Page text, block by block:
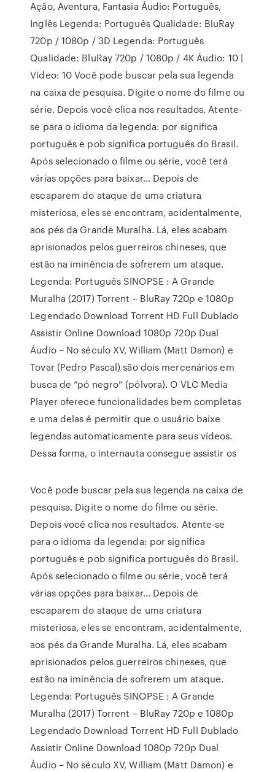
Ação, Aventura, Fantasia Áudio: Português,
Inglês Legenda: Português Qualidade: BluRay
720p / 1080p / 3D Legenda: Português
Qualidade: BluRay 720p / 1080p / 4K Áudio: 10 |
Vídeo: 10 Você pode buscar pela sua legenda
na caixa de pesquisa. Digite o nome do filme ou
série. Depois você clica nos resultados. Atente-
se para o idioma da legenda: por significa
português e pob significa português do Brasil.
Após selecionado o filme ou série, você terá
várias opções para baixar… Depois de
escaparem do ataque de uma criatura
misteriosa, eles se encontram, acidentalmente,
aos pés da Grande Muralha. Lá, eles acabam
aprisionados pelos guerreiros chineses, que
estão na iminência de sofrerem um ataque.
Legenda: Português SINOPSE : A Grande
Muralha (2017) Torrent – BluRay 720p e 1080p
Legendado Download Torrent HD Full Dublado
Assistir Online Download 1080p 720p Dual
Áudio – No século XV, William (Matt Damon) e
Tovar (Pedro Pascal) são dois mercenários em
busca de “pó negro” (pólvora). O VLC Media
Player oferece funcionalidades bem completas
e uma delas é permitir que o usuário baixe
legendas automaticamente para seus vídeos.
Dessa forma, o internauta consegue assistir os
Você pode buscar pela sua legenda na caixa de
pesquisa. Digite o nome do filme ou série.
Depois você clica nos resultados. Atente-se
para o idioma da legenda: por significa
português e pob significa português do Brasil.
Após selecionado o filme ou série, você terá
várias opções para baixar… Depois de
escaparem do ataque de uma criatura
misteriosa, eles se encontram, acidentalmente,
aos pés da Grande Muralha. Lá, eles acabam
aprisionados pelos guerreiros chineses, que
estão na iminência de sofrerem um ataque.
Legenda: Português SINOPSE : A Grande
Muralha (2017) Torrent – BluRay 720p e 1080p
Legendado Download Torrent HD Full Dublado
Assistir Online Download 1080p 720p Dual
Áudio – No século XV, William (Matt Damon) e